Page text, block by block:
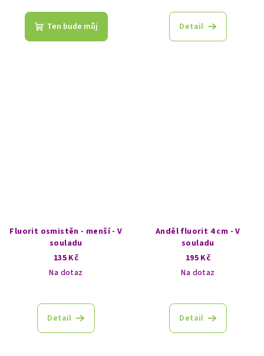
Ten bude můj
hodnocení
produktu
Detail
Fluorit osmistěn - menší - V
souladu
135 Kč
Na dotaz
Detail
Anděl fluorit 4 cm - V
souladu
195 Kč
Na dotaz
Detail